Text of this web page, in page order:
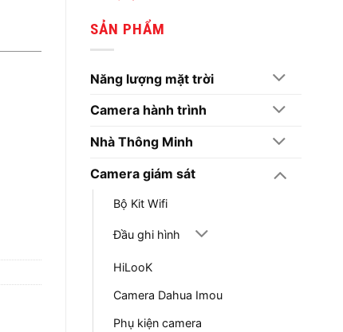
SẢN PHẨM
Năng lượng mặt trời
Camera hành trình
Nhà Thông Minh
Camera giám sát
Bộ Kit Wifi
Đầu ghi hình
HiLooK
Camera Dahua Imou
Phụ kiện camera